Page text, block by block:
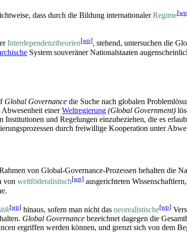
dass durch die Bildung internationalerRegime[wp
Interdependenz­theorien[wp], stehend, untersuchen die
System souveräner Nationalstaaten
Global Governance die Suche nach globalen
Abwesenheit einerWeltregierung (Global Government)
und Regelungen einzubeziehen, die es
durch freiwillige Kooperation unter
von Global-Governance-Prozessen behalten die
von weltföderalistisch[wp] ausgerichteten
[wp] hinaus, sofern man nicht das neorealistische[wp]
Global Governance bezeichnet dagegen die
ergriffen werden können, und grenzt sich von dem